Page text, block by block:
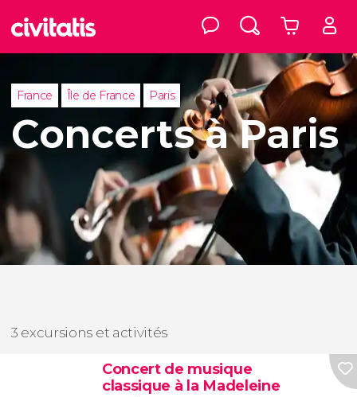
France Île de France Paris
Concerts à Paris
3 excursions et activités
Concert de musique
classique à la Madeleine